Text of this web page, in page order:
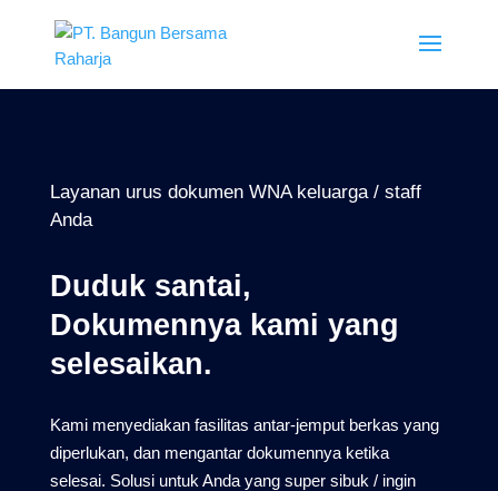
Layanan urus dokumen WNA keluarga / staff
Anda
Duduk santai,
Dokumennya kami yang
selesaikan.
Kami menyediakan fasilitas antar-jemput berkas yang
diperlukan, dan mengantar dokumennya ketika
selesai. Solusi untuk Anda yang super sibuk / ingin